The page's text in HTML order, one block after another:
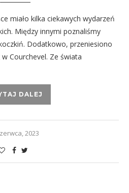
miało kilka ciekawych wydarzeń
Między innymi poznaliśmy
Dodatkowo, przeniesiono
Courchevel. Ze świata
DALEJ
2023